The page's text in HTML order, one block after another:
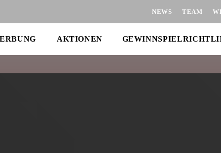
NEWS TEAM
AKTIONEN